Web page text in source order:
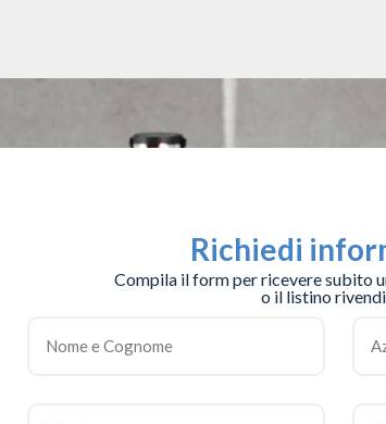
Richiedi
Compila il form per ricevere subito
o il listino